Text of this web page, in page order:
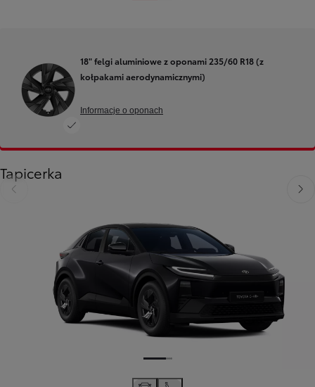
18" felgi aluminiowe z oponami 235/60 R18 (z
kołpakami aerodynamicznymi)
Informacje o oponach
Tapicerka
Poprzedni